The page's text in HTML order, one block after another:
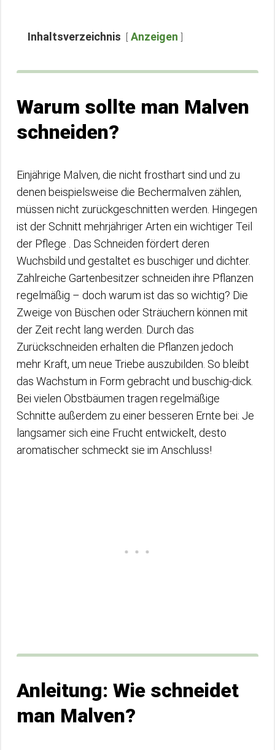
Inhaltsverzeichnis Anzeigen
Warum sollte man Malven
schneiden?
Einjährige Malven, die nicht frosthart sind und zu
denen beispielsweise die Bechermalven zählen,
müssen nicht zurückgeschnitten werden. Hingegen
ist der Schnitt mehrjähriger Arten ein wichtiger Teil
der Pflege . Das Schneiden fördert deren
Wuchsbild und gestaltet es buschiger und dichter.
Zahlreiche Gartenbesitzer schneiden ihre Pflanzen
regelmäßig – doch warum ist das so wichtig? Die
Zweige von Büschen oder Sträuchern können mit
der Zeit recht lang werden. Durch das
Zurückschneiden erhalten die Pflanzen jedoch
mehr Kraft, um neue Triebe auszubilden. So bleibt
das Wachstum in Form gebracht und buschig-dick.
Bei vielen Obstbäumen tragen regelmäßige
Schnitte außerdem zu einer besseren Ernte bei: Je
langsamer sich eine Frucht entwickelt, desto
aromatischer schmeckt sie im Anschluss!
Anleitung: Wie schneidet
man Malven?